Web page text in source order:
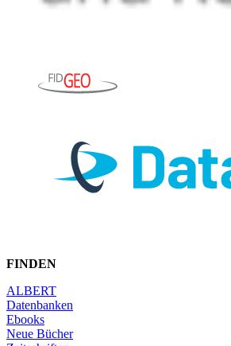
FINDEN
ALBERT
Datenbanken
Ebooks
Neue Bücher